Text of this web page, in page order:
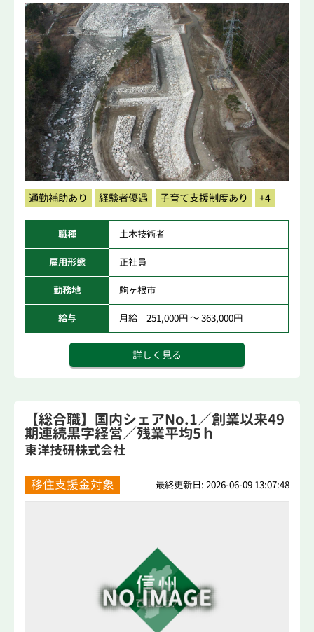
通勤補助あり 経験者優遇 子育て支援制度あり +4
職種 土木技術者
雇用形態 正社員
勤務地 駒ヶ根市
給与 月給 251,000円 ～ 363,000円
詳しく見る
【総合職】国内シェアNo.1／創業以来49
期連続黒字経営／残業平均5ｈ
東洋技研株式会社
移住支援金対象 最終更新日: 2026-06-09 13:07:48